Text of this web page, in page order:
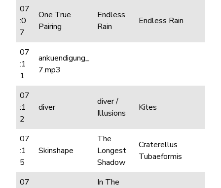
07
:0
7
One True
Pairing
Endless
Rain
Endless Rain
07
:1
1
ankuendigung_
7.mp3
07
:1
2
diver
diver /
Illusions
Kites
07
:1
5
Skinshape
The
Longest
Shadow
Craterellus
Tubaeformis
07
In The